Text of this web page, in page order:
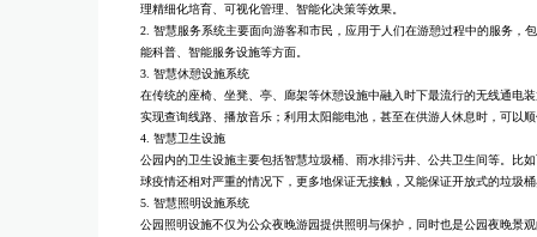
理精细化培育、可视化管理、智能化决策等效果。
2. 智慧服务系统主要⾯向游客和市民，应⽤于⼈们在游憩过程中的服务，
能科普、智能服务设施等⽅⾯。
3. 智慧休憩设施系统
在传统的座椅、坐凳、亭、廊架等休憩设施中融⼊时下最流⾏的⽆线通电
实现查询线路、播放⾳乐；利⽤太阳能电池，甚⾄在供游⼈休息时，可以
4. 智慧卫⽣设施
公园内的卫⽣设施主要包括智慧垃圾桶、⾬⽔排污井、公共卫⽣间等。⽐
球疫情还相对严重的情况下，更多地保证⽆接触，⼜能保证开放式的垃圾
5. 智慧照明设施系统
公园照明设施不仅为公众夜晚游园提供照明与保护，同时也是公园夜晚景